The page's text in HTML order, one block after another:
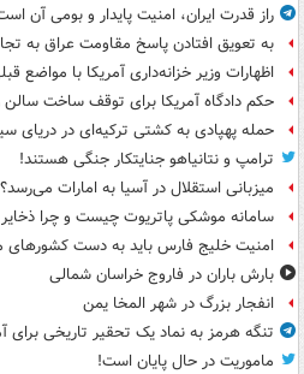
راز قدرت ایران، امنیت پایدار و بومی آن
به تعویق افتادن پاسخ مقاومت عراق به
اظهارات وزیر خزانه‌داری آمریکا با
حکم دادگاه آمریکا برای توقف ساخت
حمله پهپادی به کشتی ترکیه‌ای در دریای
ترامپ و نتانیاهو جنایتکار جنگی هستند!
میزبانی استقلال در آسیا به امارات می‌رسد؟
سامانه موشکی پاتریوت چیست و چرا
امنیت خلیج فارس باید به دست کشورهای
بارش باران در فاروج خراسان شمالی
انفجار بزرگ در شهر المخا یمن
تنگه هرمز به نماد یک تحقیر تاریخی برای
ماموریت در حال پایان است!